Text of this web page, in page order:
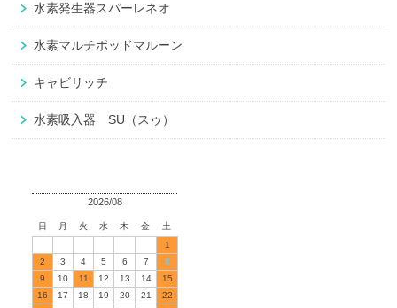
水素発生器スパーレネオ
水素マルチポッドマルーン
キャビリッチ
水素吸入器 SU（スゥ）
2026/08
日 月 火 水 木 金
土
1
2
3 4 5 6 7
8
9
10 11 12 13 14
15
16
17 18 19 20 21
22